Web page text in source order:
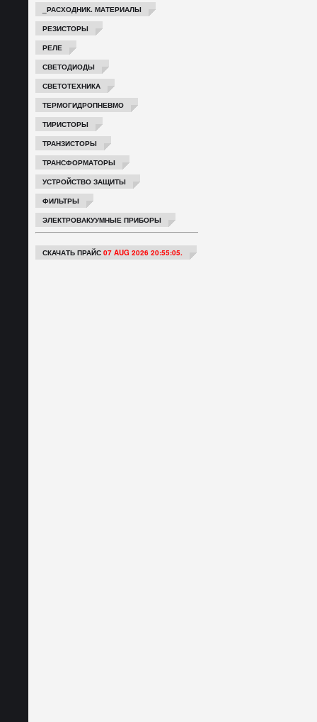
_РАСХОДНИК. МАТЕРИАЛЫ
РЕЗИСТОРЫ
РЕЛЕ
СВЕТОДИОДЫ
СВЕТОТЕХНИКА
ТЕРМОГИДРОПНЕВМО
ТИРИСТОРЫ
ТРАНЗИСТОРЫ
ТРАНСФОРМАТОРЫ
УСТРОЙСТВО ЗАЩИТЫ
ФИЛЬТРЫ
ЭЛЕКТРОВАКУУМНЫЕ ПРИБОРЫ
СКАЧАТЬ ПРАЙС 07 AUG 2026 20:55:05.